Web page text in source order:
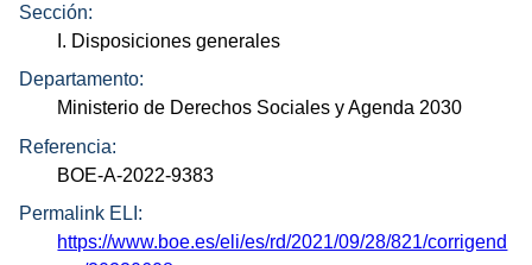
Sección:
I. Disposiciones generales
Departamento:
Ministerio de Derechos Sociales y Agenda 2030
Referencia:
BOE-A-2022-9383
Permalink ELI:
https://www.boe.es/eli/es/rd/2021/09/28/821/corrigend